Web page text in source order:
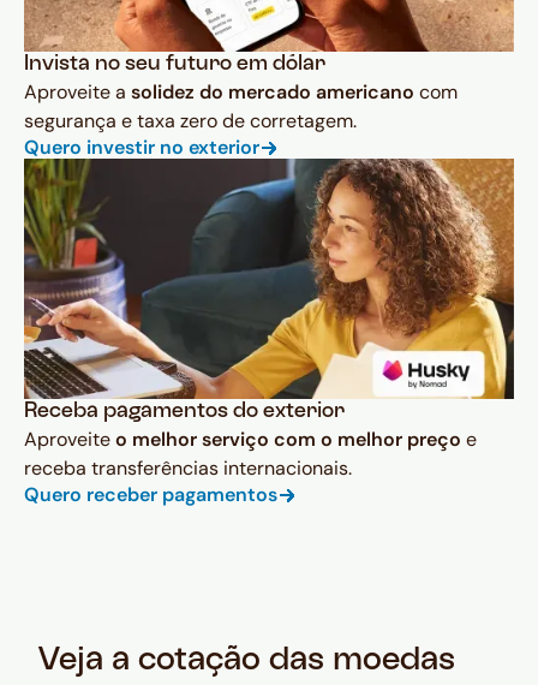
Invista no seu futuro em dólar
Aproveite a solidez do mercado americano com
segurança e taxa zero de corretagem.
Quero investir no exterior
Receba pagamentos do exterior
Aproveiteo melhor serviço com o melhor preço e
receba transferências internacionais.
Quero receber pagamentos
Veja a cotação das moedas